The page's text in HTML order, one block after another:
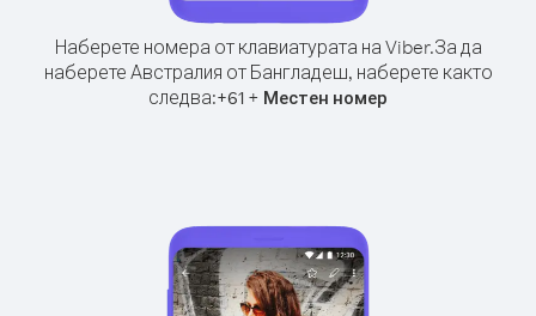
Наберете номера от клавиатурата на Viber.За да
наберете Австралия от Бангладеш, наберете както
следва:+61 + Местен номер